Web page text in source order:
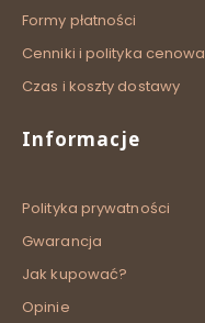
Formy płatności
Cenniki i polityka cenowa
Czas i koszty dostawy
Informacje
Polityka prywatności
Gwarancja
Jak kupować?
Opinie